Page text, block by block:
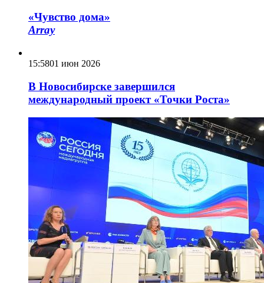
«Чувство дома»
Array
15:5801 июн 2026
В Новосибирске завершился
международный проект «Точки Роста»